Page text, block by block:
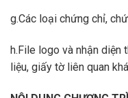
g.Các loại chứng chỉ,
h.File logo và nhận diện
liệu, giấy tờ liên quan